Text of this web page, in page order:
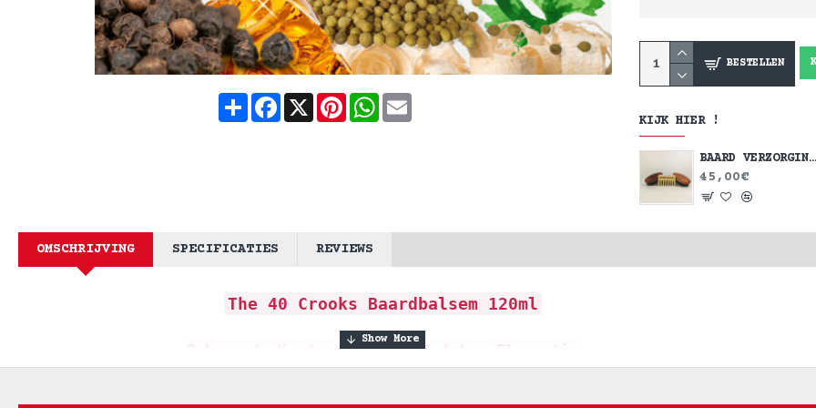
ShareFacebook
X Pinterest
WhatsApp
Email
BESTELLEN
KIJK HIER !
BAARD VERZORGING SET
45,00€
OMSCHRIJVING SPECIFICATIES REVIEWS
The 40 Crooks Baardbalsem 120ml
Bekroonde Kardemom, Peper & Amber Elegantie